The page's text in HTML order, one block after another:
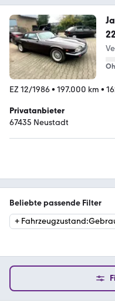
EZ 12/1986• 197.000 km •
Privatanbieter
67435 Neustadt
Beliebte passende Filter
+ Fahrzeugzustand: